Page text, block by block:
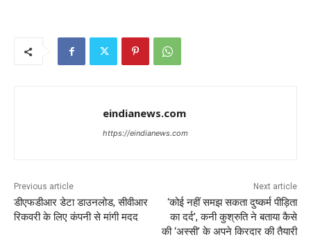
eindianews.com
https://eindianews.com
Previous article
डीएफडीआर डेटा डाउनलोड, सीवीआर
रिकवरी के लिए कंपनी से मांगी मदद
Next article
‘कोई नहीं समझ सकता दुष्कर्म पीड़िता
का दर्द’, कनी कुश्रुति ने बताया कैसे
की ‘अस्सी’ के अपने किरदार की तैयारी